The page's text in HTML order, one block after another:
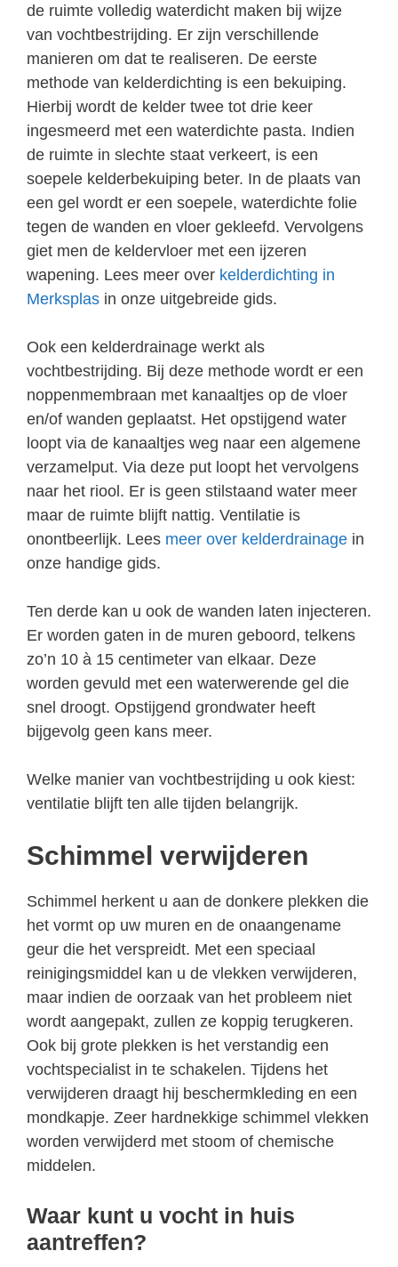
de ruimte volledig waterdicht maken bij wijze
van vochtbestrijding. Er zijn verschillende
manieren om dat te realiseren. De eerste
methode van kelderdichting is een bekuiping.
Hierbij wordt de kelder twee tot drie keer
ingesmeerd met een waterdichte pasta. Indien
de ruimte in slechte staat verkeert, is een
soepele kelderbekuiping beter. In de plaats van
een gel wordt er een soepele, waterdichte folie
tegen de wanden en vloer gekleefd. Vervolgens
giet men de keldervloer met een ijzeren
wapening. Lees meer over kelderdichting in
Merksplas in onze uitgebreide gids.
Ook een kelderdrainage werkt als
vochtbestrijding. Bij deze methode wordt er een
noppenmembraan met kanaaltjes op de vloer
en/of wanden geplaatst. Het opstijgend water
loopt via de kanaaltjes weg naar een algemene
verzamelput. Via deze put loopt het vervolgens
naar het riool. Er is geen stilstaand water meer
maar de ruimte blijft nattig. Ventilatie is
onontbeerlijk. Lees meer over kelderdrainage in
onze handige gids.
Ten derde kan u ook de wanden laten injecteren.
Er worden gaten in de muren geboord, telkens
zo’n 10 à 15 centimeter van elkaar. Deze
worden gevuld met een waterwerende gel die
snel droogt. Opstijgend grondwater heeft
bijgevolg geen kans meer.
Welke manier van vochtbestrijding u ook kiest:
ventilatie blijft ten alle tijden belangrijk.
Schimmel verwijderen
Schimmel herkent u aan de donkere plekken die
het vormt op uw muren en de onaangename
geur die het verspreidt. Met een speciaal
reinigingsmiddel kan u de vlekken verwijderen,
maar indien de oorzaak van het probleem niet
wordt aangepakt, zullen ze koppig terugkeren.
Ook bij grote plekken is het verstandig een
vochtspecialist in te schakelen. Tijdens het
verwijderen draagt hij beschermkleding en een
mondkapje. Zeer hardnekkige schimmel vlekken
worden verwijderd met stoom of chemische
middelen.
Waar kunt u vocht in huis
aantreffen?